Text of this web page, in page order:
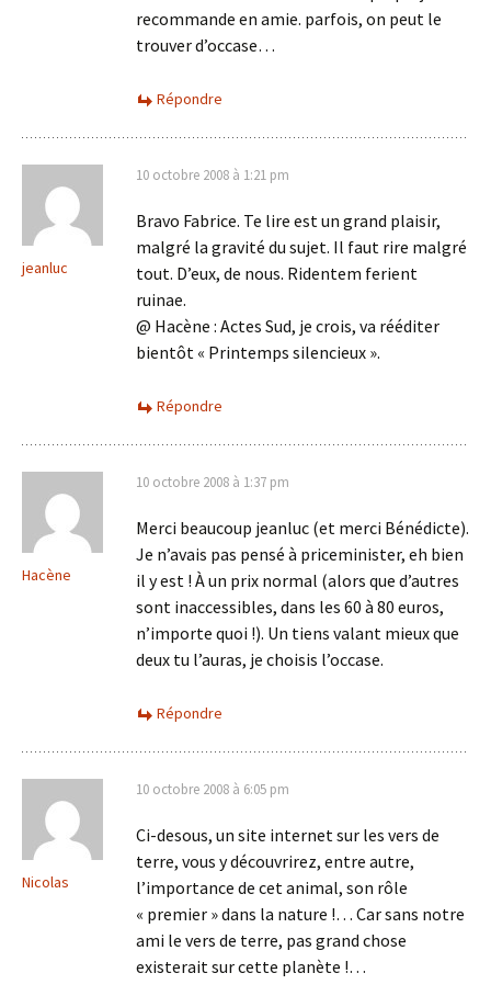
recommande en amie. parfois, on peut le
trouver d’occase…
Répondre
jeanluc
10 octobre 2008 à 1:21 pm
Bravo Fabrice. Te lire est un grand plaisir,
malgré la gravité du sujet. Il faut rire malgré
tout. D’eux, de nous. Ridentem ferient
ruinae.
@ Hacène : Actes Sud, je crois, va rééditer
bientôt « Printemps silencieux ».
Répondre
Hacène
10 octobre 2008 à 1:37 pm
Merci beaucoup jeanluc (et merci Bénédicte).
Je n’avais pas pensé à priceminister, eh bien
il y est ! À un prix normal (alors que d’autres
sont inaccessibles, dans les 60 à 80 euros,
n’importe quoi !). Un tiens valant mieux que
deux tu l’auras, je choisis l’occase.
Répondre
Nicolas
10 octobre 2008 à 6:05 pm
Ci-desous, un site internet sur les vers de
terre, vous y découvrirez, entre autre,
l’importance de cet animal, son rôle
« premier » dans la nature !… Car sans notre
ami le vers de terre, pas grand chose
existerait sur cette planète !…